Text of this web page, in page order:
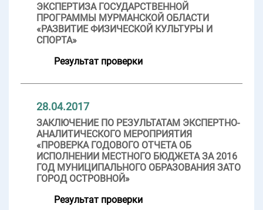
ЭКСПЕРТИЗА ГОСУДАРСТВЕННОЙ
ПРОГРАММЫ МУРМАНСКОЙ ОБЛАСТИ
«РАЗВИТИЕ ФИЗИЧЕСКОЙ КУЛЬТУРЫ И
СПОРТА»
Результат проверки
28.04.2017
ЗАКЛЮЧЕНИЕ ПО РЕЗУЛЬТАТАМ ЭКСПЕРТНО-
АНАЛИТИЧЕСКОГО МЕРОПРИЯТИЯ
«ПРОВЕРКА ГОДОВОГО ОТЧЕТА ОБ
ИСПОЛНЕНИИ МЕСТНОГО БЮДЖЕТА ЗА 2016
ГОД МУНИЦИПАЛЬНОГО ОБРАЗОВАНИЯ ЗАТО
ГОРОД ОСТРОВНОЙ»
Результат проверки